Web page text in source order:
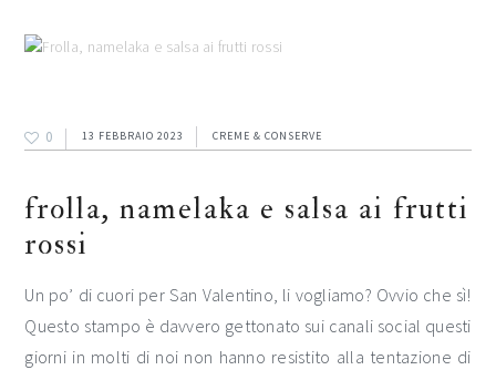
0 13 FEBBRAIO 2023 CREME & CONSERVE
frolla, namelaka e salsa ai frutti
rossi
Un po’ di cuori per San Valentino, li vogliamo? Ovvio che sì!
Questo stampo è davvero gettonato sui canali social questi
giorni in molti di noi non hanno resistito alla tentazione di